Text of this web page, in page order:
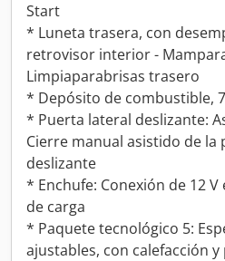
Start
* Luneta trasera, con
retrovisor interior -
Limpiaparabrisas trasero
* Depósito de combustible,
* Puerta lateral deslizante:
Cierre manual asistido de la
deslizante
* Enchufe: Conexión de 12
de carga
* Paquete tecnológico 5:
ajustables, con calefacción y